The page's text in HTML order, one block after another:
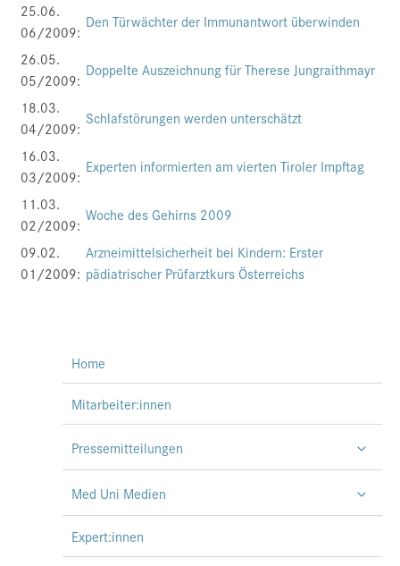
25.06.
06/2009:
Den Türwächter der Immunantwort überwinden
26.05.
05/2009:
Doppelte Auszeichnung für Therese Jungraithmayr
18.03.
04/2009:
Schlafstörungen werden unterschätzt
16.03.
03/2009:
Experten informierten am vierten Tiroler Impftag
11.03.
02/2009:
Woche des Gehirns 2009
09.02.
01/2009:
Arzneimittelsicherheit bei Kindern: Erster
pädiatrischer Prüfarztkurs Österreichs
Home
Mitarbeiter:innen
Pressemitteilungen
Med Uni Medien
Expert:innen